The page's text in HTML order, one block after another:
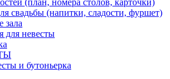
(план, номера столов, карточки)
свадьбы (напитки, сладости, фуршет)
зала
для невесты
и бутоньерка